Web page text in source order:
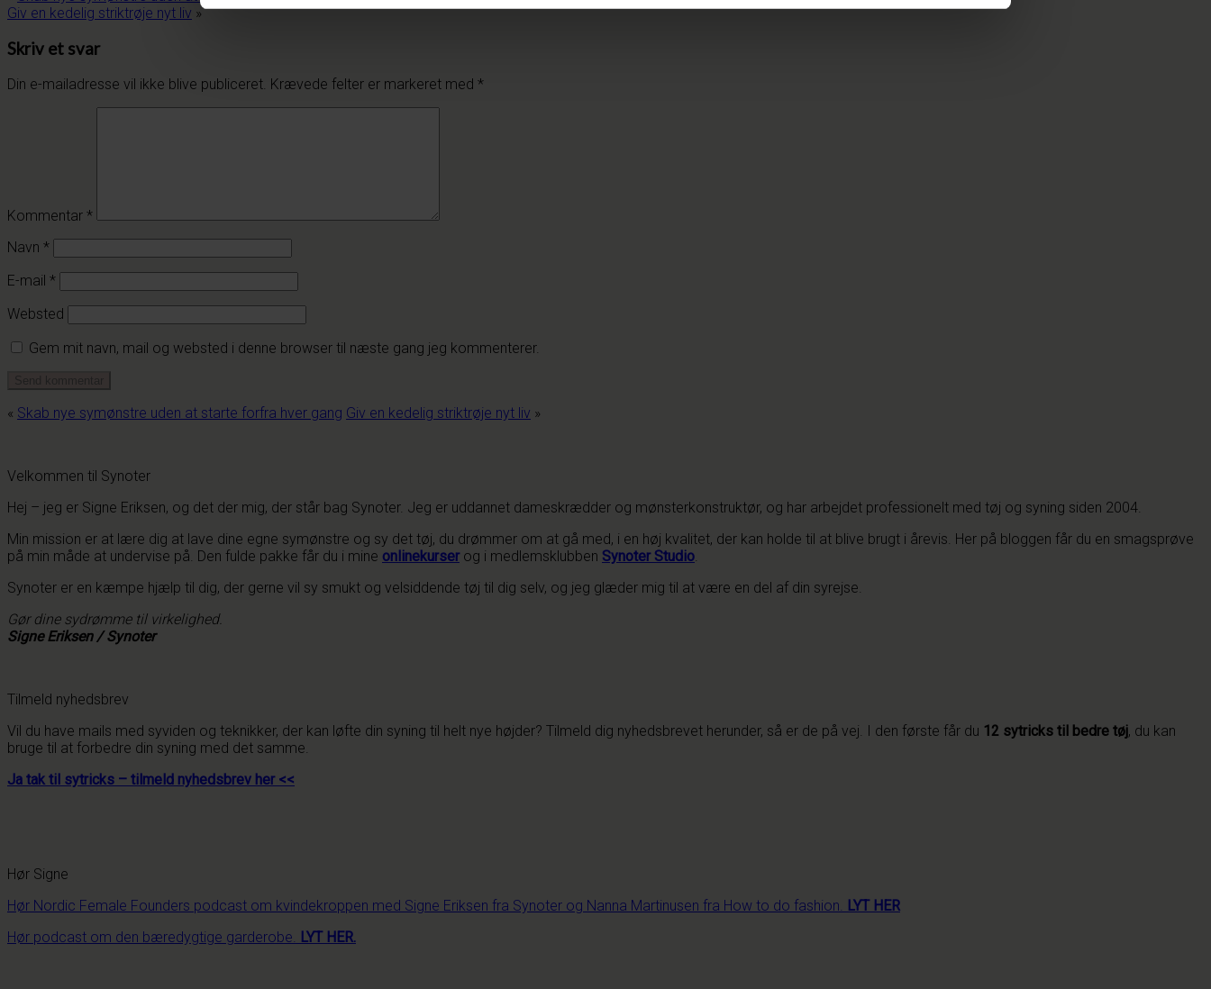
Giv en kedelig striktrøje nyt liv »
Skriv et svar
Din e-mailadresse vil ikke blive publiceret. Krævede felter er markeret med *
Kommentar *
Navn *
E-mail *
Websted
Gem mit navn, mail og websted i denne browser til næste gang jeg kommenterer.
« Skab nye symønstre uden at starte forfra hver gang Giv en kedelig striktrøje nyt liv »
Velkommen til Synoter
Hej – jeg er Signe Eriksen, og det der mig, der står bag Synoter. Jeg er uddannet dameskrædder og mønsterkonstruktør, og har arbejdet professionelt med tøj og syning siden 2004.
Min mission er at lære dig at lave dine egne symønstre og sy det tøj, du drømmer om at gå med, i en høj kvalitet, der kan holde til at blive brugt i årevis. Her på bloggen får du en smagsprøve
på min måde at undervise på. Den fulde pakke får du i mine onlinekurserog i medlemsklubben Synoter Studio
Synoter er en kæmpe hjælp til dig, der gerne vil sy smukt og velsiddende tøj til dig selv, og jeg glæder mig til at være en del af din syrejse.
Gør dine sydrømme til virkelighed.
Signe Eriksen / Synoter
Tilmeld nyhedsbrev
Vil du have mails med syviden og teknikker, der kan løfte din syning til helt nye højder? Tilmeld dig nyhedsbrevet herunder, så er de på vej. I den første får du 12 sytricks til bedre tøj, du kan
bruge til at forbedre din syning med det samme.
Ja tak til sytricks – tilmeld nyhedsbrev her <<
Hør Signe
Hør Nordic Female Founders podcast om kvindekroppen med Signe Eriksen fra Synoter og Nanna Martinusen fra How to do fashion.
LYT HER
Hør podcast om den bæredygtige garderobe.
LYT HER.